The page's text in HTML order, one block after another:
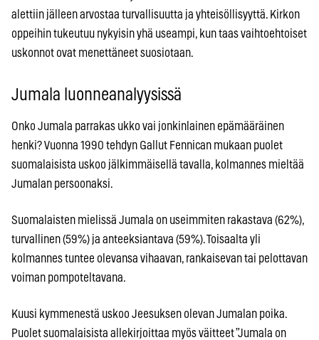
alettiin jälleen arvostaa turvallisuutta ja yhteisöllisyyttä. Kirkon
oppeihin tukeutuu nykyisin yhä useampi, kun taas vaihtoehtoiset
uskonnot ovat menettäneet suosiotaan.
Jumala luonneanalyysissä
Onko Jumala parrakas ukko vai jonkinlainen epämääräinen
henki? Vuonna 1990 tehdyn Gallut Fennican mukaan puolet
suomalaisista uskoo jälkimmäisellä tavalla, kolmannes mieltää
Jumalan persoonaksi.
Suomalaisten mielissä Jumala on useimmiten rakastava (62%),
turvallinen (59%) ja anteeksiantava (59%). Toisaalta yli
kolmannes tuntee olevansa vihaavan, rankaisevan tai pelottavan
voiman pompoteltavana.
Kuusi kymmenestä uskoo Jeesuksen olevan Jumalan poika.
Puolet suomalaisista allekirjoittaa myös väitteet ”Jumala on